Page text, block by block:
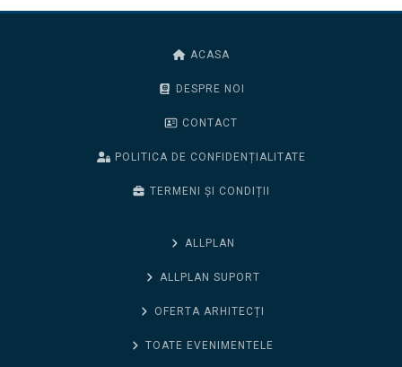
ACASA
DESPRE NOI
CONTACT
POLITICA DE CONFIDENȚIALITATE
TERMENI ȘI CONDIȚII
ALLPLAN
ALLPLAN SUPORT
OFERTA ARHITECȚI
TOATE EVENIMENTELE